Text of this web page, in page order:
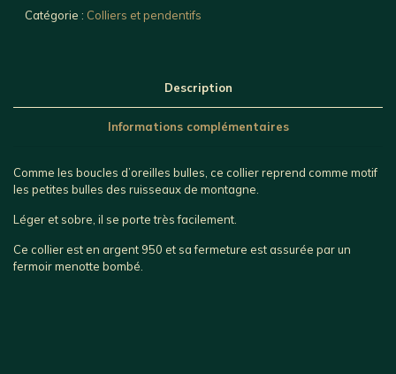
Catégorie : Colliers et pendentifs
Description
Informations complémentaires
Comme les boucles d’oreilles bulles, ce collier reprend comme motif
les petites bulles des ruisseaux de montagne.
Léger et sobre, il se porte très facilement.
Ce collier est en argent 950 et sa fermeture est assurée par un
fermoir menotte bombé.